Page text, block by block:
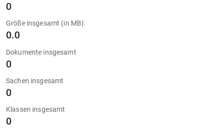
0
Größe insgesamt (in MB):
0.0
Dokumente insgesamt
0
Sachen insgesamt
0
Klassen insgesamt
0